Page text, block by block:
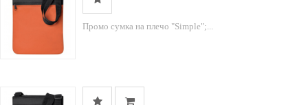
Промо сумка на плечо "Simple";...